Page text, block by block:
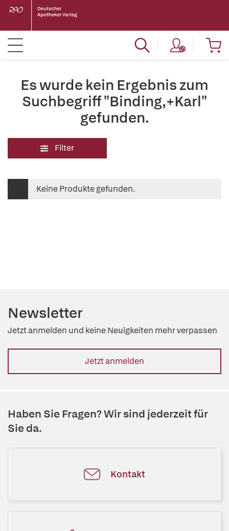
Es wurde kein Ergebnis zum
Suchbegriff "Binding,+Karl"
gefunden.
Filter
Keine Produkte gefunden.
Newsletter
Jetzt anmelden und keine Neuigkeiten mehr verpassen
Jetzt anmelden
Haben Sie Fragen? Wir sind jederzeit für
Sie da.
Kontakt